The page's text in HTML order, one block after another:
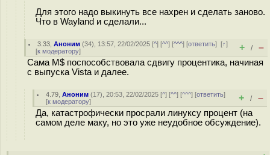
Для этого надо выкинуть все нахрен и сделать заново.
Что в Wayland и сделали...
3.33 ,Аноним (34), 13:57, 22/02/2025 [^] [^^] [^^^] [ответить][↑]
[к модератору] + / –
Сама M$ поспособствовала сдвигу процентика, начиная
с выпуска Vista и далее.
4.79 ,Аноним (17), 20:53, 22/02/2025 [^] [^^] [^^^] [ответить]
[к модератору] + / –
Да, катастрофически просрали линуксу процент (на
самом деле маку, но это уже неудобное обсуждение).